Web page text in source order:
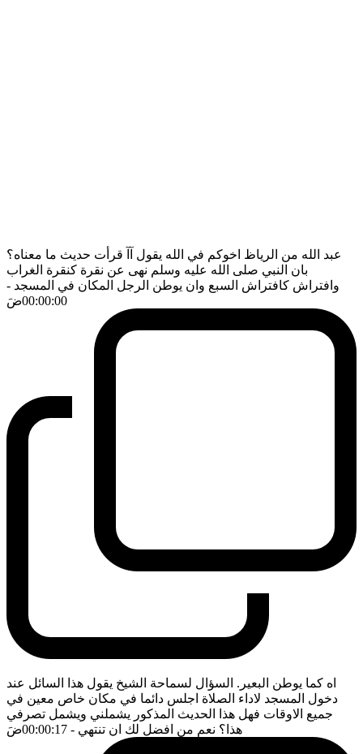
عبد الله من الرياظ اخوكم في الله يقول آآ قرأت حديث ما معناه؟
بان النبي صلى الله عليه وسلم نهى عن نقرة كنقرة الغراب
وافتراش كافتراش السبع وان يوطن الرجل المكان في المسجد -
00:00:00ضَ
اه كما يوطن البعير. السؤال لسماحة الشيخ يقول هذا السائل عند
دخول المسجد لاداء الصلاة اجلس دائما في مكان خاص معين في
جميع الاوقات فهل هذا الحديث المذكور يشملني ويشمل تصرفي
هذا؟ نعم من افضل لك ان تنتهي - 00:00:17 ضَ